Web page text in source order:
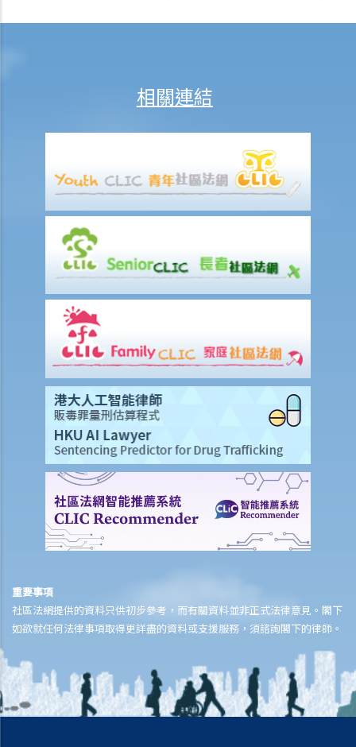
嗎？
25. 我從一個美國網站下載了一些圖像。要決定我是否侵犯版權，應該
根據美國的法例還是香港的法例？
26. 在未得到版權擁有人的同意下，將他人的網頁連結到另一處（即是
在網頁內加入超連結(hyperlink)，瀏覽者可經過超連結登入另一個網
頁），這樣做是否合法？
A. 在這些模擬個案內，有關人等會否侵犯作品的版權？
1. 我借了一本書，而書中某些內容的版權已過期。如果我只影印含有這
些內容之那幾頁書，我會否仍然侵犯了這本書的版權？
2. 我是一名店東，我買了一隻正版的音樂CD光碟。如果我在店內播放這
隻CD光碟，我會侵犯版權嗎？
3. 我買了一隻正版電影DVD光碟，如果我在一個慈善籌款活動上播放這
隻電影光碟，我有侵犯版權嗎？
4. 我買了一隻正版電腦遊戲CD光碟，如果把CD光碟借給我的朋友，讓
他在自己的電腦也可以玩這個遊戲，我要為侵犯版權負上責任嗎？
5. 一名學生複印了一本書，並分發給全班同學，他有侵犯版權嗎？他的
同學又是否有侵犯版權？
6. 我在街上買了一隻盜版VCD光碟，我要就侵犯版權，負上法律責任
7. 如果我只閱讀網上的文章，或聽網上找到的音樂，我有侵犯版權嗎？
8. 根據版權條例，平行進口（或灰色市場貨物）是否合法？
10. 我的公司習慣保留有關公司及競爭對手的剪報複印本，並放在公司
的資料庫內，讓員工可以取閱。我的公司要為侵犯版權，而負上法律責
11. 如果我在我的網站內，放了一些流行歌曲給別人下載，但純粹是作
為樣本，我是否侵犯了這些歌曲的版權？那如果我只把部分歌曲放到網
站呢？
相關連結
重要事項
社區法網提供的資料只供初步參考，而有關資料並非正式法律意見。閣下
如欲就任何法律事項取得更詳盡的資料或支援服務，須諮詢閣下的律師。